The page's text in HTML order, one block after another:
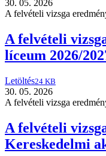
30. 05. 2026
A felvételi vizsga
A felvételi
líceum 2026/
Letöltés24 KB
30. 05. 2026
A felvételi vizsga
A felvételi
Kereskedelmi